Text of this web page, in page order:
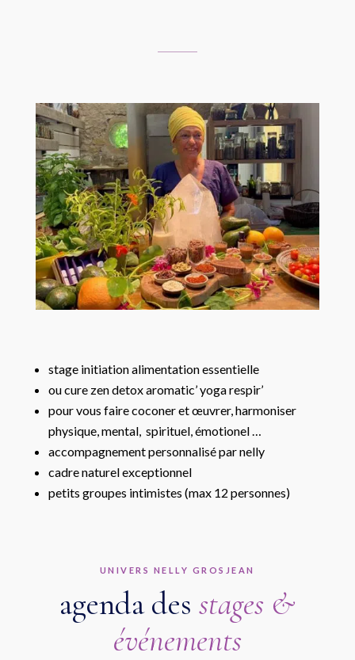
stage initiation alimentation essentielle
ou cure zen detox aromatic’ yoga respir’
pour vous faire coconer et œuvrer, harmoniser
physique, mental, spirituel, émotionel …
accompagnement personnalisé par nelly
cadre naturel exceptionnel
petits groupes intimistes (max 12 personnes)
UNIVERS NELLY GROSJEAN
agenda desstages &
événements